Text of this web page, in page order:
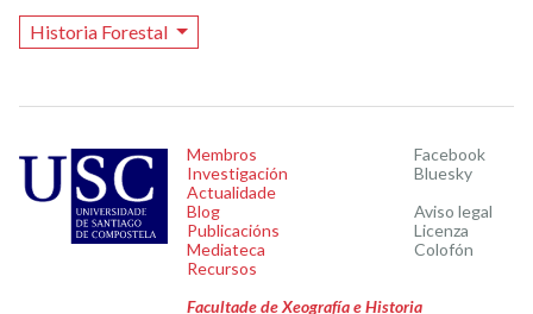
Historia Forestal
Membros
Investigación
Actualidade
Blog
Publicacións
Mediateca
Recursos
Facebook
Bluesky
Aviso legal
Licenza
Colofón
Facultade de Xeografía e Historia